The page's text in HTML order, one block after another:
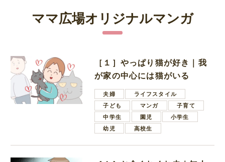
ママ広場オリジナルマンガ
［１］やっぱり猫が好き｜我
が家の中心には猫がいる
夫婦
ライフスタイル
子ども
マンガ
子育て
中学生
園児
小学生
幼児
高校生